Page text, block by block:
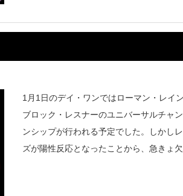
1月1日のデイ・ワンではローマン・レイ
ブロック・レスナーのユニバーサルチャ
ンシップが行われる予定でした。しかし
ズが陽性反応となったことから、急きょ欠